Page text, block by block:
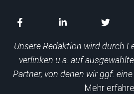
Unsere Redaktion wird durch
verlinken u.a. auf
Partner, von denen wir ggf.
Mehr